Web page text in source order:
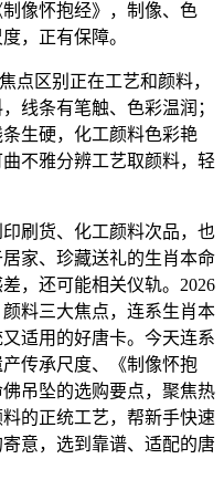
像怀抱经》，制像、色
，正有保障。
区别正在工艺和颜料，
线条有笔触、色彩温润；
生硬，化工颜料色彩艳
不雅分辨工艺取颜料，轻
刷货、化工颜料次品，也
家、珍藏送礼的生肖本命
，还可能相关仪轨。2026
料三大焦点，连系生肖本
适用的好唐卡。今天连系
传承尺度、《制像怀抱
吊坠的选购要点，聚焦热
的正统工艺，帮新手快速
意，选到靠谱、适配的唐